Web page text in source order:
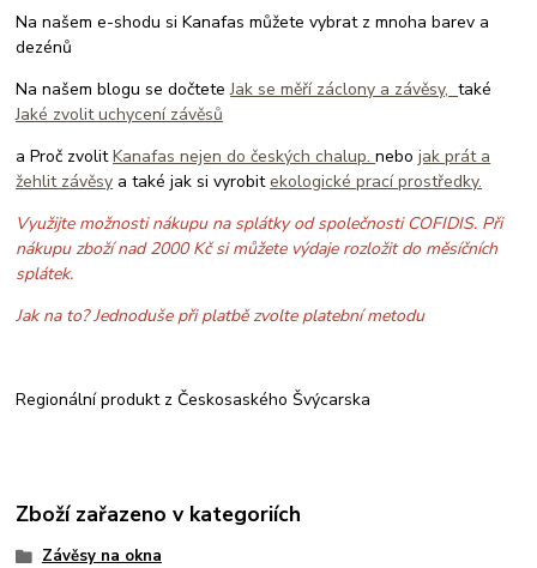
Na našem e-shodu si Kanafas můžete vybrat z mnoha barev a
dezénů
Na našem blogu se dočteteJak se měří záclony a závěsy,také
Jaké zvolit uchycení závěsů
a Proč zvolitKanafas nejen do českých chalup.nebojak prát a
žehlit závěsy a také jak si vyrobitekologické prací prostředky.
Využijte možnosti nákupu na splátky od společnosti COFIDIS. Při
nákupu zboží nad 2000 Kč si můžete výdaje rozložit do měsíčních
splátek.
Jak na to? Jednoduše při platbě zvolte platební metodu
Regionální produkt z Českosaského Švýcarska
Zboží zařazeno v kategoriích
Závěsy na okna